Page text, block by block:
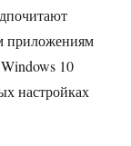
приложениям
10
настройках